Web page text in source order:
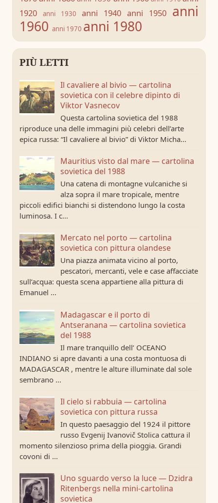
1920
anni 1930 anni 1940 anni 1950 anni
1960 anni 1970 anni 1980
PIÙ LETTI
Il cavaliere al bivio — cartolina
sovietica con il celebre dipinto di
Viktor Vasnecov
Questa cartolina sovietica del 1988
riproduce una delle immagini più celebri dell’arte
epica russa: “Il cavaliere al bivio” di Viktor Micha...
Mauritius visto dal mare — cartolina
sovietica del 1988
Una catena di montagne vulcaniche si
alza sopra il mare tropicale, mentre
piccoli edifici bianchi si distendono lungo la costa
luminosa. I c...
Mercato nel porto — cartolina
sovietica con pittura olandese
Una piazza animata vicino al porto,
pescatori, mercanti, vele e case affacciate
sull’acqua: questa scena appartiene alla pittura di
Emanuel ...
Madagascar e il porto di
Antseranana — cartolina sovietica
del 1988
Il mare tranquillo dell’ OCEANO
INDIANO si apre davanti a una costa montuosa di
MADAGASCAR , mentre le alture illuminate dal sole
sembrano ...
Il cielo si rabbuia — cartolina
sovietica con pittura russa
In questo paesaggio del 1924 il pittore
russo Evgenij Ivanovič Stolica cattura il
momento silenzioso prima della pioggia. Grandi
covoni di ...
Uno sguardo verso la luce — Dzidra
Ritenbergs nella mini-cartolina
sovietica